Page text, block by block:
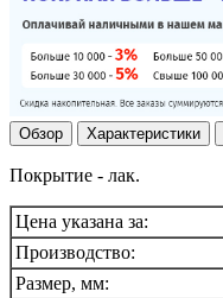
Обзор Характеристики
Покрытие - лак.
Цена указана за:
Производство:
Размер, мм: